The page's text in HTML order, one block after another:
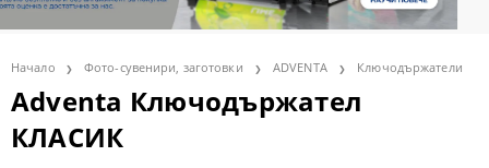
Начало Фото-сувенири, заготовки ADVENTA Ключодържатели
Adventa Ключодържател
КЛАСИК